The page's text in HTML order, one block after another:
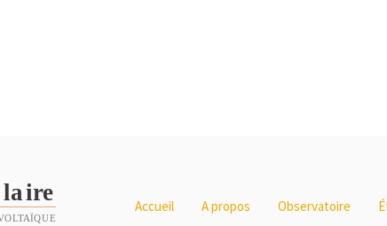
Accueil A propos Observatoire